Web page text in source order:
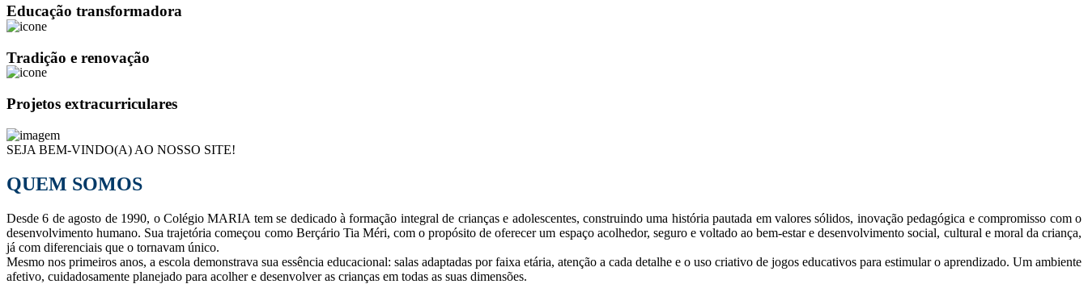
Educação transformadora
Tradição e renovação
Projetos extracurriculares
SEJA BEM-VINDO(A) AO NOSSO SITE!
QUEM SOMOS
Desde 6 de agosto de 1990, o Colégio MARIA tem se dedicado à formação integral de crianças e adolescentes, construindo uma história pautada em valores sólidos, inovação pedagógica e compromisso com o
desenvolvimento humano. Sua trajetória começou como Berçário Tia Méri, com o propósito de oferecer um espaço acolhedor, seguro e voltado ao bem-estar e desenvolvimento social, cultural e moral da criança,
já com diferenciais que o tornavam único.
Mesmo nos primeiros anos, a escola demonstrava sua essência educacional: salas adaptadas por faixa etária, atenção a cada detalhe e o uso criativo de jogos educativos para estimular o aprendizado. Um ambiente
afetivo, cuidadosamente planejado para acolher e desenvolver as crianças em todas as suas dimensões.